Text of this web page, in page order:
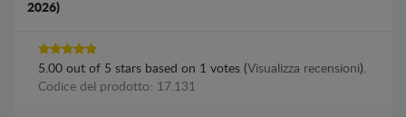
2026)
5.00 out of 5 stars based on 1 votes (Visualizza recensioni).
Codice del prodotto: 17.131